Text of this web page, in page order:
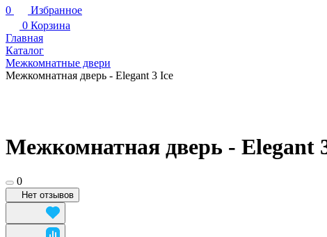
0
Избранное
0 Корзина
Главная
Каталог
Межкомнатные двери
Межкомнатная дверь - Elegant 3 Ice
Межкомнатная дверь - Elegant
0
Нет отзывов